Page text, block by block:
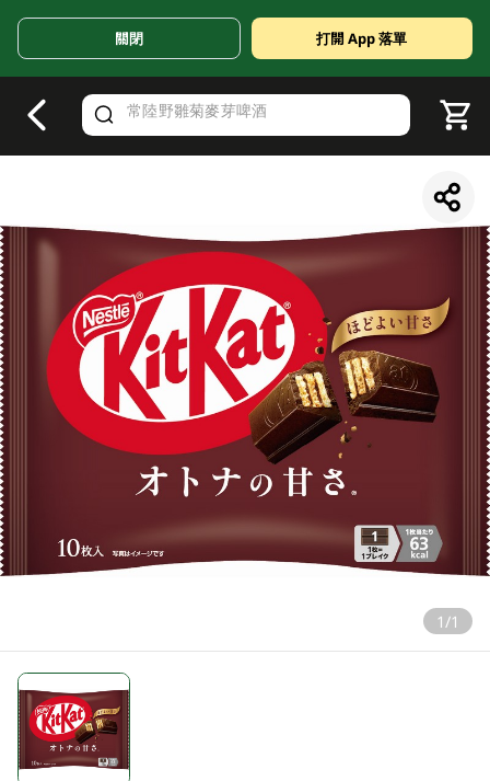
Valid Until 30 June 2026
關閉 打開 App 落單
1/1